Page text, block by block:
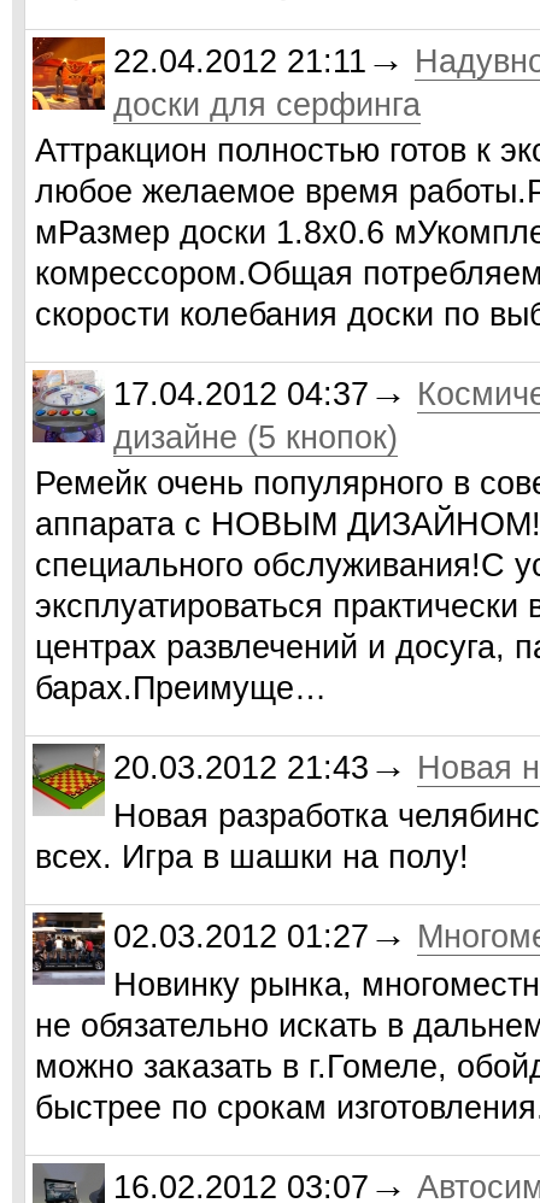
22.04.2012 21:11 →
доски для серфинга
Аттракцион полностью готов к
любое желаемое время
мРазмер доски 1.8х0.6
комрессором.Общая
скорости колебания доски по
17.04.2012 04:37 →
дизайне (5 кнопок)
Ремейк очень популярного в
аппарата с НОВЫМ
специального обслуживания!C
эксплуатироваться
центрах развлечений и досуга,
барах.Преимуще…
20.03.2012 21:43 → Новая
Новая разработка
всех. Игра в шашки на полу!
02.03.2012 01:27 →
Новинку рынка,
не обязательно искать в
можно заказать в г.Гомеле,
быстрее по срокам
16.02.2012 03:07 →